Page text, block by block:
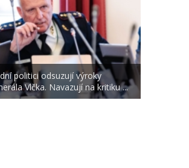
politici odsuzují výroky
Vlčka. Navazují na kritiku ...